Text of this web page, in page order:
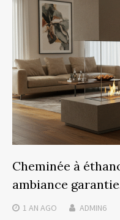
Cheminée à
ambiance
1 AN AGO ADMIN6